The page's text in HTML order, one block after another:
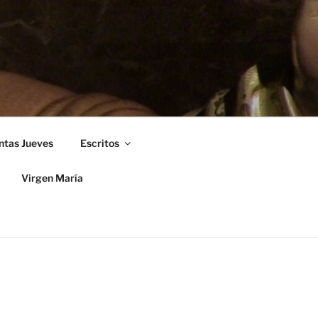
Jueves Escritos
Virgen María